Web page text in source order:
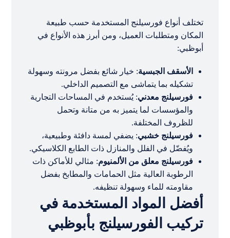
تختلف أنواع فورسيلنج المستخدمة حسب طبيعة
المكان ومتطلبات العميل، ومن أبرز هذه الأنواع في
أبوظبي:
الأسقف الجبسية: خيار شائع بفضل مرونته وسهولة
تشكيله بما يتماشى مع التصميم الداخلي.
فورسيلنج معدني: يُستخدم في المساحات التجارية
والمؤسسات لما يتميز به من متانة وتحمل
للظروف المختلفة.
فورسيلنج خشبي: يضفي لمسة دافئة وطبيعية،
ويُفضّل في الفلل والمنازل ذات الطابع الكلاسيكي.
فورسيلنج معلق من الألمنيوم: مثالي للأماكن ذات
الرطوبة العالية مثل الحمامات والمطابخ بفضل
مقاومته للماء وسهولة تنظيفه.
أفضل المواد المستخدمة في
تركيب الفورسيلنج بأبوظبي